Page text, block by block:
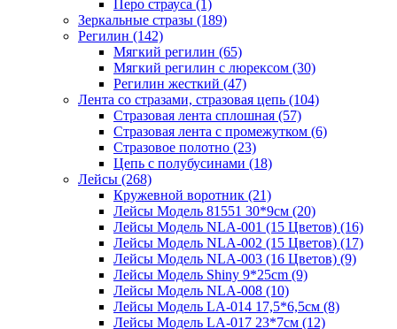
Перо страуса (1)
Зеркальные стразы (189)
Регилин (142)
Мягкий регилин (65)
Мягкий регилин с люрексом (30)
Регилин жесткий (47)
Лента со стразами, стразовая цепь (104)
Стразовая лента сплошная (57)
Стразовая лента с промежутком (6)
Стразовое полотно (23)
Цепь с полубусинами (18)
Лейсы (268)
Кружевной воротник (21)
Лейсы Модель 81551 30*9см (20)
Лейсы Модель NLA-001 (15 Цветов) (16)
Лейсы Модель NLA-002 (15 Цветов) (17)
Лейсы Модель NLA-003 (16 Цветов) (9)
Лейсы Модель Shiny 9*25cm (9)
Лейсы Модель NLA-008 (10)
Лейсы Модель LA-014 17,5*6,5см (8)
Лейсы Модель LA-017 23*7см (12)